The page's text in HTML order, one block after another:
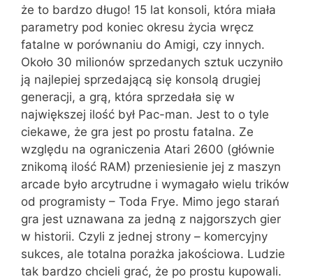
że to bardzo długo! 15 lat konsoli, która miała
parametry pod koniec okresu życia wręcz
fatalne w porównaniu do Amigi, czy innych.
Około 30 milionów sprzedanych sztuk uczyniło
ją najlepiej sprzedającą się konsolą drugiej
generacji, a grą, która sprzedała się w
największej ilość był Pac-man. Jest to o tyle
ciekawe, że gra jest po prostu fatalna. Ze
względu na ograniczenia Atari 2600 (głównie
znikomą ilość RAM) przeniesienie jej z maszyn
arcade było arcytrudne i wymagało wielu trików
od programisty – Toda Frye. Mimo jego starań
gra jest uznawana za jedną z najgorszych gier
w historii. Czyli z jednej strony – komercyjny
sukces, ale totalna porażka jakościowa. Ludzie
tak bardzo chcieli grać, że po prostu kupowali.